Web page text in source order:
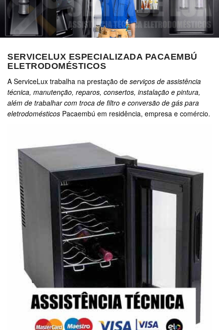
SERVICELUX ESPECIALIZADA PACAEMBÚ
ELETRODOMÉSTICOS
A ServiceLux trabalha na prestação de serviços de assistência
técnica, manutenção, reparos, consertos, instalação e pintura,
além de trabalhar com troca de filtro e conversão de gás para
eletrodomésticos Pacaembú em residência, empresa e comércio.